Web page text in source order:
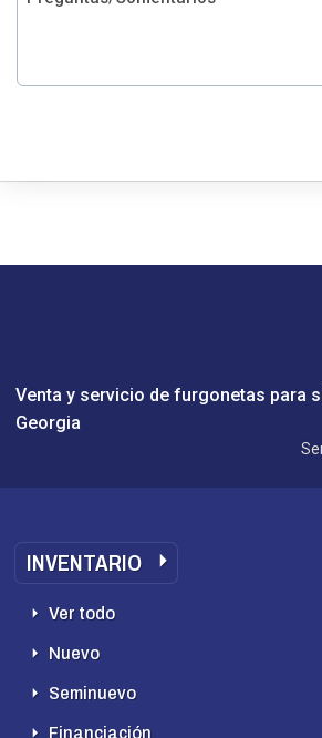
Venta y servicio de furgonetas para
Georgia
INVENTARIO
Ver todo
Nuevo
Seminuevo
Financiación